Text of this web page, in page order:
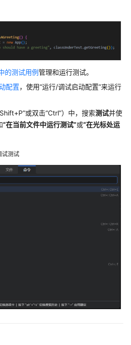
的测试用例管理和运行测试。
配置，使用“运行/调试启动配置”来运行
或双击“Ctrl”）中，搜索测试并使
“在当前文件中运行测试”或“在光标处运
试测试